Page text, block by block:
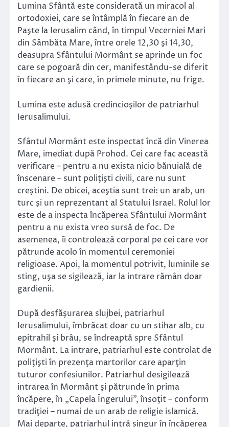
Lumina Sfântă este considerată un miracol al
ortodoxiei, care se întâmplă în fiecare an de
Paşte la Ierusalim când, în timpul Vecerniei Mari
din Sâmbăta Mare, între orele 12,30 şi 14,30,
deasupra Sfântului Mormânt se aprinde un foc
care se pogoară din cer, manifestându-se diferit
în fiecare an şi care, în primele minute, nu frige.
Lumina este adusă credincioşilor de patriarhul
Ierusalimului.
Sfântul Mormânt este inspectat încă din Vinerea
Mare, imediat după Prohod. Cei care fac această
verificare – pentru a nu exista nicio bănuială de
înscenare – sunt poliţişti civili, care nu sunt
creştini. De obicei, aceştia sunt trei: un arab, un
turc şi un reprezentant al Statului Israel. Rolul lor
este de a inspecta încăperea Sfântului Mormânt
pentru a nu exista vreo sursă de foc. De
asemenea, îi controlează corporal pe cei care vor
pătrunde acolo în momentul ceremoniei
religioase. Apoi, la momentul potrivit, luminile se
sting, uşa se sigilează, iar la intrare rămân doar
gardienii.
După desfăşurarea slujbei, patriarhul
Ierusalimului, îmbrăcat doar cu un stihar alb, cu
epitrahil şi brâu, se îndreaptă spre Sfântul
Mormânt. La intrare, patriarhul este controlat de
poliţişti în prezenţa martorilor care aparţin
tuturor confesiunilor. Patriarhul desigilează
intrarea în Mormânt şi pătrunde în prima
încăpere, în „Capela Îngerului”, însoţit – conform
tradiţiei – numai de un arab de religie islamică.
Mai departe, patriarhul intră singur în încăperea